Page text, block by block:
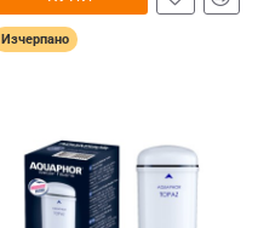
Изчерпано